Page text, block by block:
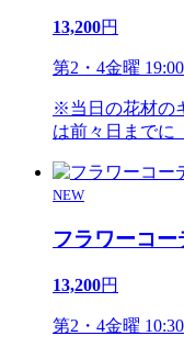
13,200円
第2・4金曜
※当日の花材の
は前々日までに
NEW
フラワーコ
13,200円
第2・4金曜